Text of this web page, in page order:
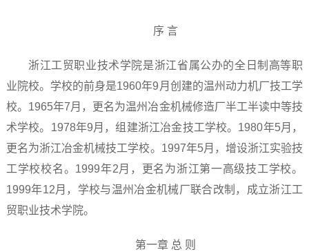
序 言
浙江工贸职业技术学院是浙江省属公办的全日制高等职
业院校。学校的前身是1960年9月创建的温州动力机厂技工学
校。1965年7月，更名为温州冶金机械修造厂半工半读中等技
术学校。1978年9月，组建浙江冶金技工学校。1980年5月，
更名为浙江冶金机械技工学校。1997年5月，增设浙江实验技
工学校校名。1999年2月，更名为浙江第一高级技工学校。
1999年12月，学校与温州冶金机械厂联合改制，成立浙江工
贸职业技术学院。
第一章 总 则